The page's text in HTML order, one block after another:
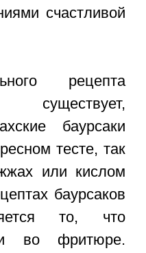
счастливой
рецепта
баурсаки
тесте, так
или кислом
баурсаков
то, что
во фритюре.